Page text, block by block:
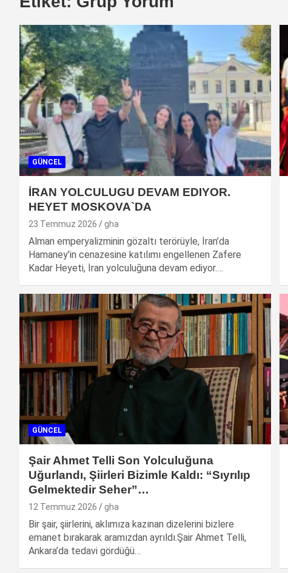
GÜNCEL
İRAN YOLCULUGU DEVAM EDIYOR.
HEYET MOSKOVA`DA
23 Temmuz 2026 gha
Alman emperyalizminin gözaltı terörüyle, İran’da
Hamaney’in cenazesine katılımı engellenen Zafere
Kadar Heyeti, İran yolculuğuna devam ediyor.…
GÜNCEL
Şair Ahmet Telli Son Yolculuğuna
Uğurlandı, Şiirleri Bizimle Kaldı: “Sıyrılıp
Gelmektedir Seher”…
12 Temmuz 2026 gha
Bir şair, şiirlerini, aklımıza kazınan dizelerini bizlere
emanet bırakarak aramızdan ayrıldı.Şair Ahmet Telli,
Ankara’da tedavi gördüğü…